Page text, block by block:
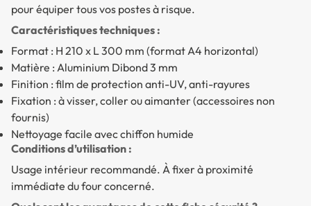
pour équiper tous vos postes à risque.
Caractéristiques techniques :
Format : H 210 x L 300 mm (format A4 horizontal)
Matière : Aluminium Dibond 3 mm
Finition : film de protection anti-UV, anti-rayures
Fixation : à visser, coller ou aimanter (accessoires non
fournis)
Nettoyage facile avec chiffon humide
Conditions d’utilisation :
Usage intérieur recommandé. À fixer à proximité
immédiate du four concerné.